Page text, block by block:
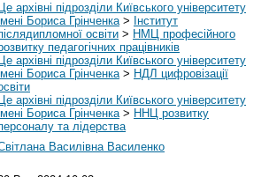
Це архівні підрозділи Київського університету
Бориса Грінченка> Інститут
освіти > НМЦ професійного
педагогічних працівників
Це архівні підрозділи Київського університету
Бориса Грінченка> НДЛ цифровізації
Це архівні підрозділи Київського університету
Бориса Грінченка> ННЦ розвитку
та лідерства
Василівна Василенко